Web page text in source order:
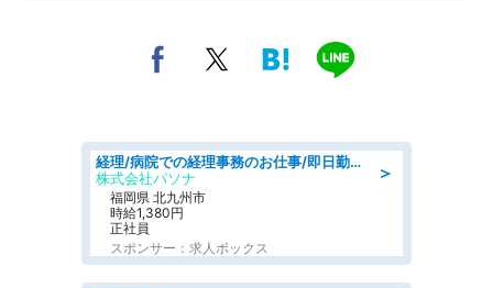
＞
経理/病院での経理事務のお仕事/即日勤務可/車通勤可/経理/一般事務
株式会社パソナ
福岡県 北九州市
時給1,380円
正社員
スポンサー：求人ボックス